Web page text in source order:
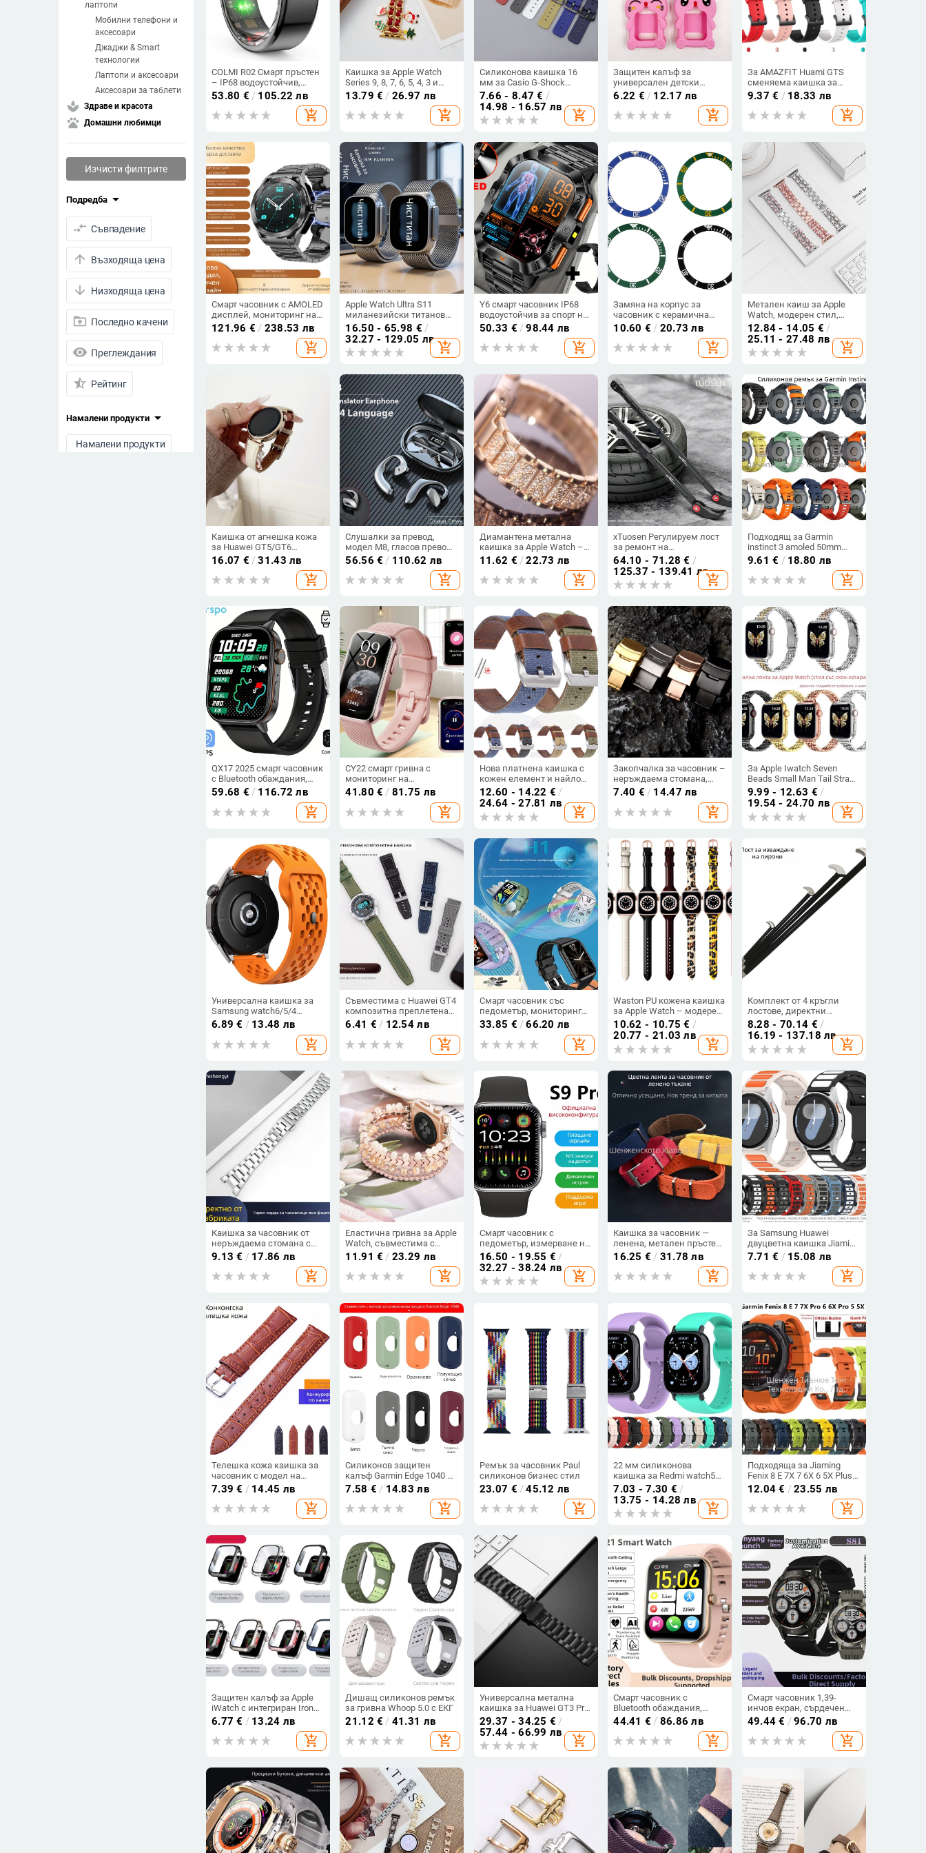
лаптопи
Мобилни телефони и
аксесоари
Джаджи & Smart
технологии
Лаптопи и аксесоари
Аксесоари за таблети
spa Здраве и красота
pets Домашни любимци
Изчисти филтрите
Подредба arrow_drop_down
compare_arrows Съвпадение
arrow_upward Възходяща цена
arrow_downward Низходяща цена
drive_folder_upload Последно качени
visibility Преглеждания
star_half Рейтинг
Намалени продукти arrow_drop_down
Намалени продукти
COLMI R02 Смарт пръстен
– IP68 водоустойчив,
мониторинг на здравето,
6-дневен живот на
батерията, 17 mAh
53.80 € / 105.22 лв
add_shopping_cart
Каишка за Apple Watch
Series 9, 8, 7, 6, 5, 4, 3 и
Ultra
13.79 € / 26.97 лв
add_shopping_cart
Силиконова каишка 16
мм за Casio G-Shock
GWM5610 DW-5600 DW-
6900
7.66 - 8.47 € /
14.98 - 16.57 лв
add_shopping_cart
Защитен калъф за
универсален детски
смарт часовник с
силиконова висулка за
врата (материал: силикон;
модел: универсален;
6.22 € / 12.17 лв
add_shopping_cart
За AMAZFIT Huami GTS
сменяема каишка за
смарт часовник Huami
GTS каишка 20 мм
9.37 € / 18.33 лв
add_shopping_cart
Смарт часовник с AMOLED
дисплей, мониторинг на
сърдечната честота,
кръвното налягане,
кислород в кръвта и
следене на съня; живот
121.96 € / 238.53 лв
add_shopping_cart
Apple Watch Ultra S11
миланезийски титанов
сплав ремък
16.50 - 65.98 € /
32.27 - 129.05 лв
add_shopping_cart
Y6 смарт часовник IP68
водоустойчив за спорт на
открито, дълъг живот на
батерията, секундомер,
таймер, фенерче
50.33 € /98.44 лв
add_shopping_cart
Замяна на корпус за
часовник с керамична
обиколка, PARNSRPE, лято
2021
10.60 € / 20.73 лв
add_shopping_cart
Метален каиш за Apple
Watch, модерен стил,
интерфейси 12/20/22 мм,
тегло 56 г, катарама
12.84 - 14.05 € /
25.11 - 27.48 лв
add_shopping_cart
Каишка от агнешка кожа
за Huawei GT5/GT6
часовник (Watch 2/3/4
Pro), есенно-зимна, 41/46
мм, унисекс.
16.07 € /31.43 лв
add_shopping_cart
Слушалки за превод,
модел M8, гласов превод,
Bluetooth, обхват до 10 м
56.56 € / 110.62 лв
add_shopping_cart
Диамантена метална
каишка за Apple Watch –
дамска за Ultra
11.62 € /22.73 лв
add_shopping_cart
xTuosen Регулируем лост
за ремонт на
автомобилни гуми —
модел: регулируем лост,
премахвач на пирони, за
автомобили, с
персонализация
64.10 - 71.28 € /
125.37 - 139.41 лв
add_shopping_cart
Подходящ за Garmin
instinct 3 amoled 50mm
официална силиконова
каишка Instinct 3
9.61 € / 18.80 лв
add_shopping_cart
QX17 2025 смарт часовник
с Bluetooth обаждания,
GPS, пет системи за
позициониране и спортно
снимане
59.68 € / 116.72 лв
add_shopping_cart
CY22 смарт гривна с
мониторинг на
сърдечната честота,
кръвното налягане,
кислород в кръвта,
мониторинг на съня и
41.80 € / 81.75 лв
add_shopping_cart
Нова платнена каишка с
кожен елемент и найлон
за Huawei GT 3 смарт
часовник, размери
20/22/24 мм, Oilskin
гривна
12.60 - 14.22 € /
24.64 - 27.81 лв
add_shopping_cart
Закопчалка за часовник –
неръждаема стомана,
двойна предпазна
сгъваща закопчалка,
съвместима със
стоманени и силиконови
7.40 € / 14.47 лв
add_shopping_cart
За Apple Iwatch Seven
Beads Small Man Tail Strap
от неръждаема стомана
Applewatch Сгъваема
катарама Метална
каишка за часовник
9.99 - 12.63 € /
19.54 - 24.70 лв
add_shopping_cart
Универсална каишка за
Samsung watch6/5/4
Huawei GT4 18/20/22 мм,
дишаща силиконова
каишка
6.89 € / 13.48 лв
add_shopping_cart
Съвместима с Huawei GT4
композитна преплетена
силиконово-найлонова
бързосменяща каишка за
часовник Watch4Pro Sport
GT3Pro 46mm, за мъже
6.41 € / 12.54 лв
add_shopping_cart
Смарт часовник със
педометър, мониторинг
на сърдечния ритъм,
мониторинг на съня,
детекция на кислород в
33.85 € /66.20 лв
add_shopping_cart
Waston PU кожена каишка
за Apple Watch – модерен
стил, съвместима с Apple
Watch
10.62 - 10.75 € /
20.77 - 21.03 лв
add_shopping_cart
Комплект от 4 кръгли
лостове, директни
продажби от фабриката, с
инструмент за
премахване на пирони,
термично обработени от
лост
8.28 - 70.14 € /
16.19 - 137.18 лв
add_shopping_cart
Каишка за часовник от
неръждаема стомана с
катарама тип пеперуда, I-
образни краища,
универсален
9.13 € / 17.86 лв
add_shopping_cart
Еластична гривна за Apple
Watch, съвместима с
всички серии; каишка за
смарт часовник, черен
камък.
11.91 € / 23.29 лв
add_shopping_cart
Смарт часовник с
педометър, измерване на
сърдечен ритъм, кръвно
налягане, кръвна захар и
NFC плащане
16.50 - 19.55 € /
32.27 - 38.24 лв
add_shopping_cart
Каишка за часовник —
ленена, метален пръстен,
произход Шънжен, марка
Cheung kei, лято 2025
16.25 € / 31.78 лв
add_shopping_cart
За Samsung Huawei
двуцветна каишка Jiaming
Xiaomi Gao Chi Hua Mi Glory
Universal 20/22MM плоска
I-глава
7.71 € / 15.08 лв
add_shopping_cart
Телешка кожа каишка за
часовник с модел на
бамбук‑крокодил,
истинска кожа,
закопчалка-пин за мъже
7.39 € / 14.45 лв
add_shopping_cart
Силиконов защитен
калъф Garmin Edge 1040 –
велосипеден GPS
7.58 € / 14.83 лв
add_shopping_cart
Ремък за часовник Paul
силиконов бизнес стил
23.07 € /45.12 лв
add_shopping_cart
22 мм силиконова
каишка за Redmi watch5
Lite, резервна каишка за
Redmi 5 Lite на склад
7.03 - 7.30 € /
13.75 - 14.28 лв
add_shopping_cart
Подходяща за Jiaming
Fenix 8 E 7X 7 6X 6 5X Plus,
официална двуцветна
силиконова каишка за
бързо освобождаване.
12.04 € /23.55 лв
add_shopping_cart
Защитен калъф за Apple
iWatch с интегриран Iron
Dome корпус и бутони –
Watch11
6.77 € / 13.24 лв
add_shopping_cart
Дишащ силиконов ремък
за гривна Whoop 5.0 с ЕКГ
21.12 € / 41.31 лв
add_shopping_cart
Универсална метална
каишка за Huawei GT3 Pro
часовник, 22 мм, титанов
сплав
29.37 - 34.25 € /
57.44 - 66.99 лв
add_shopping_cart
Смарт часовник с
Bluetooth обаждания,
мониторинг на сърдечния
ритъм, кислород в кръвта,
мониторинг на съня,
44.41 € / 86.86 лв
add_shopping_cart
Смарт часовник 1,39-
инчов екран, сърдечен
монитор, Bluetooth
разговори, педометр,
водоустойчив
49.44 € /96.70 лв
add_shopping_cart